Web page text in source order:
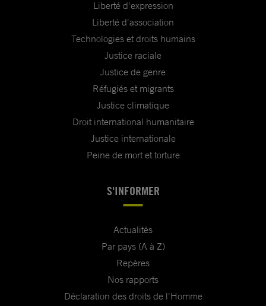
Liberté d'expression
Liberté d'association
Technologies et droits humains
Justice raciale
Justice de genre
Réfugiés et migrants
Justice climatique
Droit international humanitaire
Justice internationale
Peine de mort et torture
S'INFORMER
Actualités
Par pays (A à Z)
Repères
Nos rapports
Déclaration des droits de l'Homme